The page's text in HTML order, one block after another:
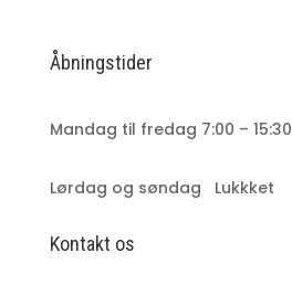
Åbningstider
Mandag til fredag 7:00 – 15:30
Lørdag og søndag Lukkket
Kontakt os